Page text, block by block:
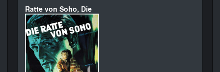
Ratte von Soho, Die